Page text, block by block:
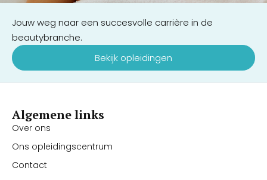
Jouw weg naar een succesvolle carrière in de
beautybranche.
Bekijk opleidingen
Algemene links
Over ons
Ons opleidingscentrum
Contact